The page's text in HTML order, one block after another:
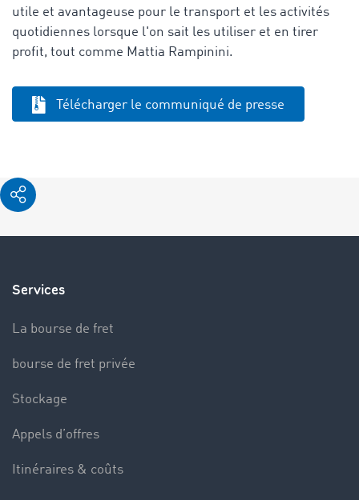
utile et avantageuse pour le transport et les activités
quotidiennes lorsque l'on sait les utiliser et en tirer
profit, tout comme Mattia Rampinini.
Télécharger le communiqué de presse
Services
La bourse de fret
bourse de fret privée
Stockage
Appels d’offres
Itinéraires & coûts